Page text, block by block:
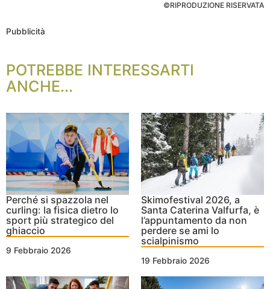
©RIPRODUZIONE RISERVATA
Pubblicità
POTREBBE INTERESSARTI
ANCHE...
Perché si spazzola nel
curling: la fisica dietro lo
sport più strategico del
ghiaccio
9 Febbraio 2026
Skimofestival 2026, a
Santa Caterina Valfurfa, è
l’appuntamento da non
perdere se ami lo
scialpinismo
19 Febbraio 2026